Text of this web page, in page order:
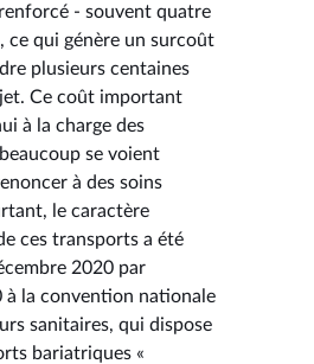
- souvent quatre
ce qui génère un surcoût
plusieurs centaines
Ce coût important
à la charge des
se voient
à des soins
le caractère
ces transports a été
2020 par
à la convention nationale
sanitaires, qui dispose
bariatriques «